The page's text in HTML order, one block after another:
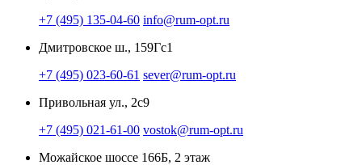
+7 (495) 135-04-60 info@rum-opt.ru
Дмитровское ш., 159Гс1
+7 (495) 023-60-61 sever@rum-opt.ru
Привольная ул., 2с9
+7 (495) 021-61-00 vostok@rum-opt.ru
Можайское шоссе 166Б, 2 этаж